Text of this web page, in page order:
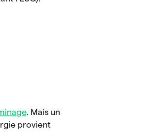
. Mais un
provient